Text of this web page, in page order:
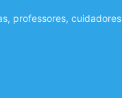
professores, cuidadores